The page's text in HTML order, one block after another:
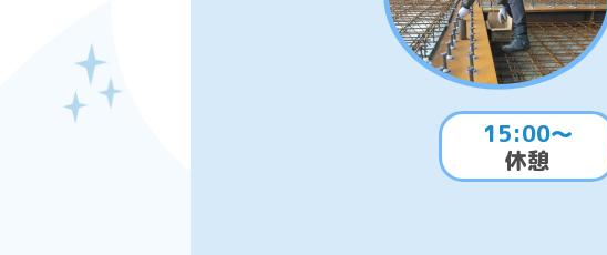
15:00～
休憩